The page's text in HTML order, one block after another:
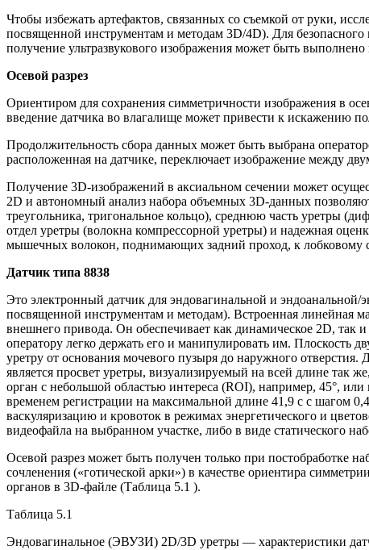
Чтобы избежать артефактов, связанных со съемкой от руки,
посвященной инструментам и методам 3D/4D). Для безопасного
получение ультразвукового изображения может быть
Осевой разрез
Ориентиром для сохранения симметричности изображения в
введение датчика во влагалище может привести к искажению
Продолжительность сбора данных может быть выбрана
расположенная на датчике, переключает изображение между
Получение 3D-изображений в аксиальном сечении может
2D и автономный анализ набора объемных 3D-данных
треугольника, тригональное кольцо), среднюю часть уретры
отдел уретры (волокна компрессорной уретры) и надежная
мышечных волокон, поднимающих задний проход, к лобковому
Датчик типа 8838
Это электронный датчик для эндовагинальной и эндоанальной/
посвященной инструментам и методам). Встроенная линейная
внешнего привода. Он обеспечивает как динамическое 2D, так
оператору легко держать его и манипулировать им. Плоскость
уретру от основания мочевого пузыря до наружного
является просвет уретры, визуализируемый на всей длине так
орган с небольшой областью интереса (ROI), например, 45°,
временем регистрации на максимальной длине 41,9 с с шагом
васкуляризацию и кровоток в режимах энергетического и
видеофайла на выбранном участке, либо в виде статического
Осевой разрез может быть получен только при постобработке
сочленения («готической арки») в качестве ориентира
органов в 3D-файле (Таблица 5.1 ).
Таблица 5.1
Эндовагинальное (ЭВУЗИ) 2D/3D уретры — характеристики